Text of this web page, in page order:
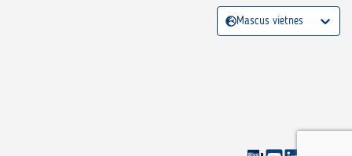
Mascus vietnes